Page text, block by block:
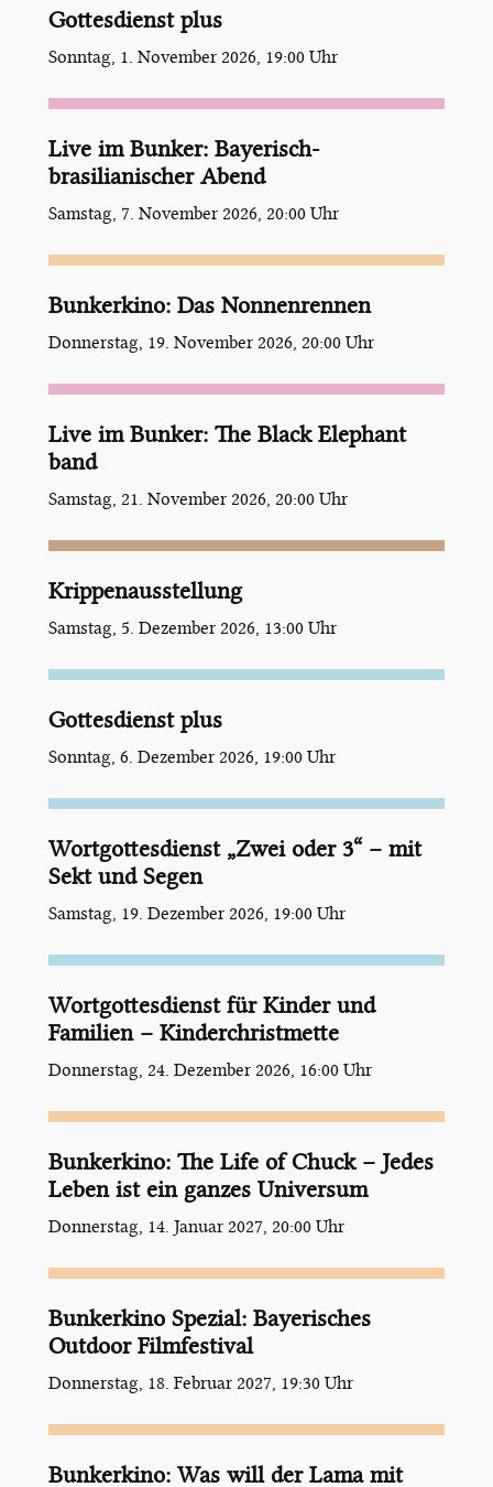
Gottesdienst plus
Sonntag, 1. November 2026, 19:00 Uhr
Live im Bunker: Bayerisch-
brasilianischer Abend
Samstag, 7. November 2026, 20:00 Uhr
Bunkerkino: Das Nonnenrennen
Donnerstag, 19. November 2026, 20:00 Uhr
Live im Bunker: The Black Elephant
band
Samstag, 21. November 2026, 20:00 Uhr
Krippenausstellung
Samstag, 5. Dezember 2026, 13:00 Uhr
Gottesdienst plus
Sonntag, 6. Dezember 2026, 19:00 Uhr
Wortgottesdienst „Zwei oder 3“ – mit
Sekt und Segen
Samstag, 19. Dezember 2026, 19:00 Uhr
Wortgottesdienst für Kinder und
Familien – Kinderchristmette
Donnerstag, 24. Dezember 2026, 16:00 Uhr
Bunkerkino: The Life of Chuck – Jedes
Leben ist ein ganzes Universum
Donnerstag, 14. Januar 2027, 20:00 Uhr
Bunkerkino Spezial: Bayerisches
Outdoor Filmfestival
Donnerstag, 18. Februar 2027, 19:30 Uhr
Bunkerkino: Was will der Lama mit